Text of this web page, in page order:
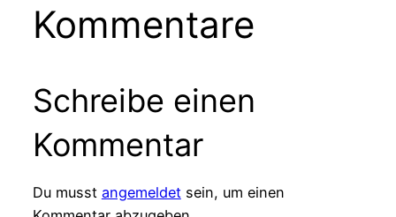
Kommentare
Schreibe einen
Kommentar
Du musst angemeldetsein, um einen